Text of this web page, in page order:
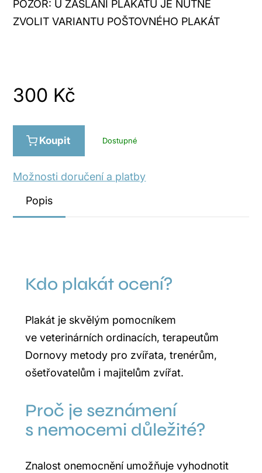
POZOR: U ZASLÁNÍ PLAKÁTU JE NUTNÉ
ZVOLIT VARIANTU POŠTOVNÉHO PLAKÁT
300 Kč
Koupit Dostupné
Možnosti doručení a platby
Popis
Kdo plakát ocení?
Plakát je skvělým pomocníkem
ve veterinárních ordinacích, terapeutům
Dornovy metody pro zvířata, trenérům,
ošetřovatelům i majitelům zvířat.
Proč je seznámení
s nemocemi důležité?
Znalost onemocnění umožňuje vyhodnotit